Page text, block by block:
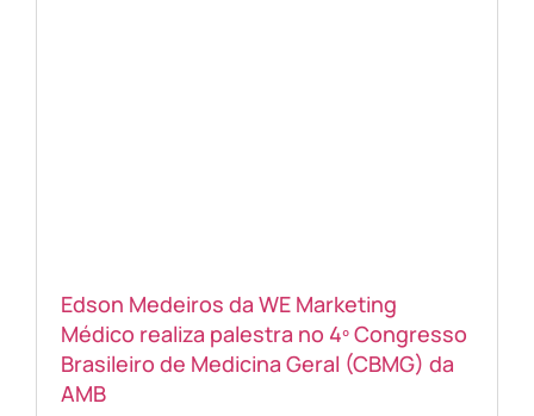
Edson Medeiros da WE Marketing
Médico realiza palestra no 4º Congresso
Brasileiro de Medicina Geral (CBMG) da
AMB